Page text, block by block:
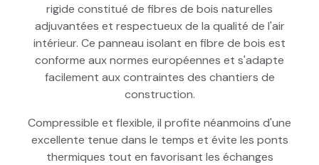
rigide constitué de fibres de bois naturelles
adjuvantées et respectueux de la qualité de l'air
intérieur. Ce panneau isolant en fibre de bois est
conforme aux normes européennes et s'adapte
facilement aux contraintes des chantiers de
construction.
Compressible et flexible, il profite néanmoins d'une
excellente tenue dans le temps et évite les ponts
thermiques tout en favorisant les échanges